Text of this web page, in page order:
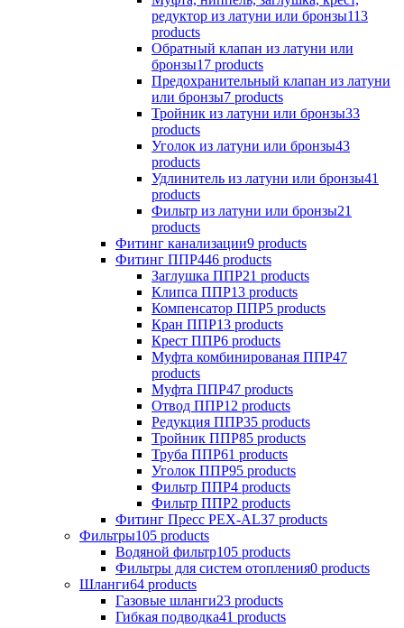
редуктор из латуни или бронзы113
products
Обратный клапан из латуни или
бронзы17 products
Предохранительный клапан из латуни
или бронзы7 products
Тройник из латуни или бронзы33
products
Уголок из латуни или бронзы43
products
Удлинитель из латуни или бронзы41
products
Фильтр из латуни или бронзы21
products
Фитинг канализации9 products
Фитинг ППР446 products
Заглушка ППР21 products
Клипса ППР13 products
Компенсатор ППР5 products
Кран ППР13 products
Крест ППР6 products
Муфта комбинированая ППР47
products
Муфта ППР47 products
Отвод ППР12 products
Редукция ППР35 products
Тройник ППР85 products
Труба ППР61 products
Уголок ППР95 products
Фильтр ППР4 products
Фильтр ППР2 products
Фитинг Пресс PEX-AL37 products
Фильтры105 products
Водяной фильтр105 products
Фильтры для систем отопления0 products
Шланги64 products
Газовые шланги23 products
Гибкая подводка41 products